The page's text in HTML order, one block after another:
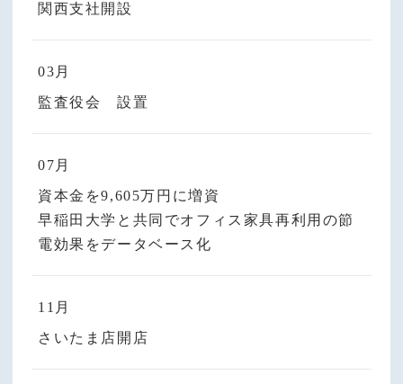
関西支社開設
03月
監査役会 設置
07月
資本金を9,605万円に増資
早稲田大学と共同でオフィス家具再利用の節
電効果をデータベース化
11月
さいたま店開店